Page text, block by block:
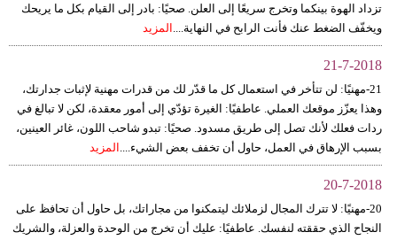
تزداد الهوة بينكما وتخرج سريعًا إلى العلن. صحيًا: بادر إلى القيام بكل ما يريحك
ويخفّف الضغط عنك فأنت الرابح في النهاية.... المزيد
21-7-2018
21-مهنيًا: لن تتأخر في استعمال كل ما قدّر لك من قدرات مهنية لإثبات جدارتك،
وهذا يعزّز موقعك العملي. عاطفيًا: الغيرة تؤدّي إلى أمور معقدة، لكن لا تبالغ في
ردات فعلك لأنك تصل إلى طريق مسدود. صحيًا: تبدو شاحب اللون، غائر العينين،
بسبب الإرهاق في العمل، حاول أن تخفف بعض الشيء.... المزيد
20-7-2018
20-مهنيًا: لا تترك المجال لزملائك ليتمكنوا من مجاراتك، بل حاول أن تحافظ على
النجاح الذي حققته لنفسك. عاطفيًا: عليك أن تخرج من الوحدة والعزلة، والشريك